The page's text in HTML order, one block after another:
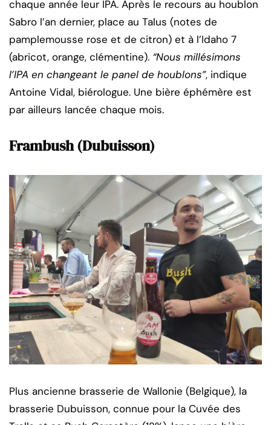
chaque année leur IPA. Après le recours au houblon
Sabro l’an dernier, place au Talus (notes de
pamplemousse rose et de citron) et à l’Idaho 7
(abricot, orange, clémentine). “Nous millésimons
l’IPA en changeant le panel de houblons”, indique
Antoine Vidal, biérologue. Une bière éphémère est
par ailleurs lancée chaque mois.
Frambush (Dubuisson)
Plus ancienne brasserie de Wallonie (Belgique), la
brasserie Dubuisson, connue pour la Cuvée des